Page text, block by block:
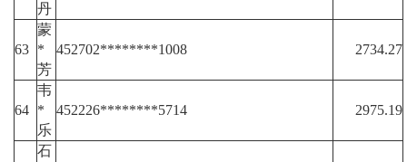
丹
63
蒙
*
芳
452702********1008 2734.27
64
韦
*
乐
452226********5714 2975.19
石